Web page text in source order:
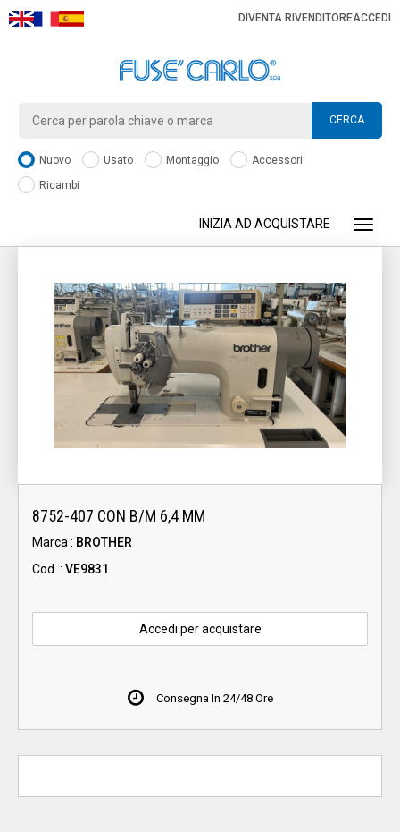
DIVENTA RIVENDITOREACCEDI
CERCA
Nuovo Usato Montaggio
Accessori
Ricambi
INIZIA AD ACQUISTARE
8752-407 CON B/M 6,4 MM
Marca : BROTHER
Cod. : VE9831
Accedi per acquistare
Consegna In 24/48 Ore